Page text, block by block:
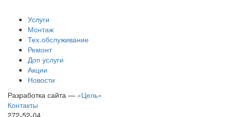
Услуги
Монтаж
Тех.обслуживание
Ремонт
Доп услуги
Акции
Новости
Разработка сайта — «Цель»
Контакты